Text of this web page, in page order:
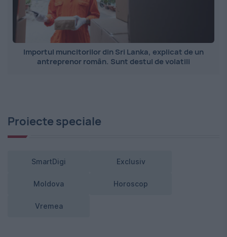
Importul muncitorilor din Sri Lanka, explicat de un
antreprenor român. Sunt destul de volatili
Proiecte speciale
SmartDigi Exclusiv
Moldova Horoscop
Vremea